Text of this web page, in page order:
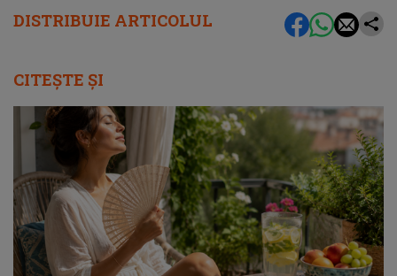
DISTRIBUIE ARTICOLUL
CITEȘTE ȘI